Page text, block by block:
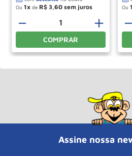
Ou 1 de R$ 3,60
＋
－
COMPRAR
Ou 1
－
Assine nossa